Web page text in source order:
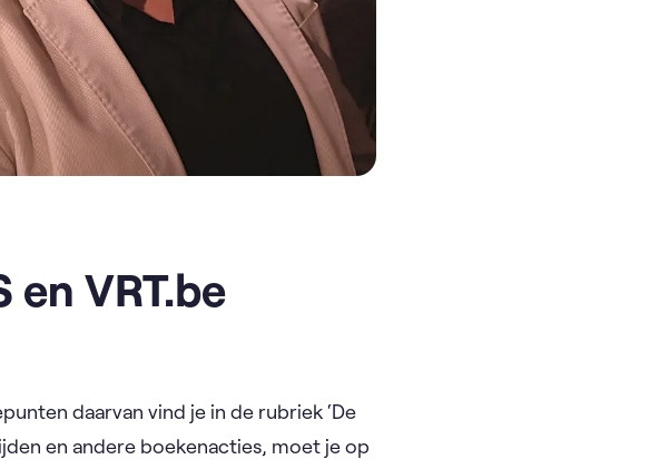
en VRT.be
daarvan vind je in de rubriek ‘De
en andere boekenacties, moet je op